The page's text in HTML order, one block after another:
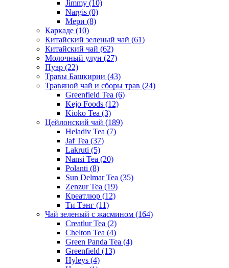
Jimmy (10)
Nargis (0)
Мери (8)
Каркаде (10)
Китайский зеленый чай (61)
Китайский чай (62)
Молочный улун (27)
Пуэр (22)
Травы Башкирии (43)
Травяной чай и сборы трав (24)
Greenfield Tea (6)
Kejo Foods (12)
Kioko Tea (3)
Цейлонский чай (189)
Heladiv Tea (7)
Jaf Tea (37)
Lakruti (5)
Nansi Tea (20)
Polanti (8)
Sun Delmar Tea (35)
Zenzur Tea (19)
Креатлюр (12)
Ти Тэнг (11)
Чай зеленый с жасмином (164)
Creatlur Tea (2)
Chelton Tea (4)
Green Panda Tea (4)
Greenfield (13)
Hyleys (4)